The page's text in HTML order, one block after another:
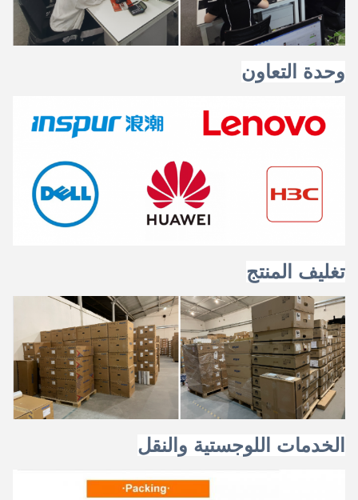
وحدة التعاون
تغليف المنتج
الخدمات اللوجستية والنقل